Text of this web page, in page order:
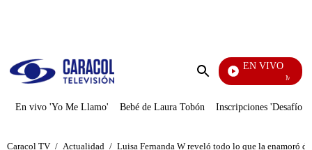
Enviar
EN VIVO
Mi Pecado
En vivo 'Yo Me Llamo' Bebé de Laura Tobón Inscripciones 'Desafío'
Caracol TV / Actualidad / Luisa Fernanda W reveló todo lo que la enamoró